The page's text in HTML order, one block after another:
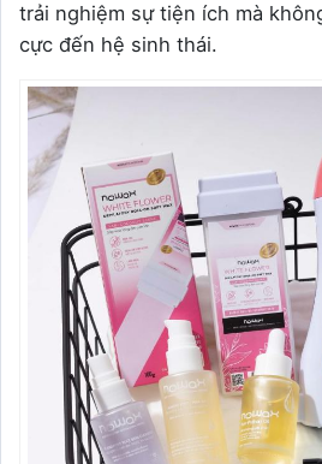
trải nghiệm sự tiện ích mà
cực đến hệ sinh thái.